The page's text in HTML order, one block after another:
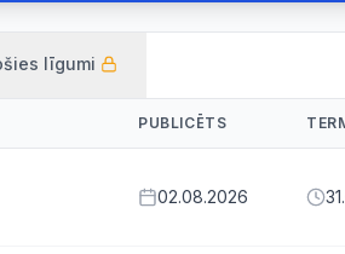
līgumi
PUBLICĒTS
02.08.2026